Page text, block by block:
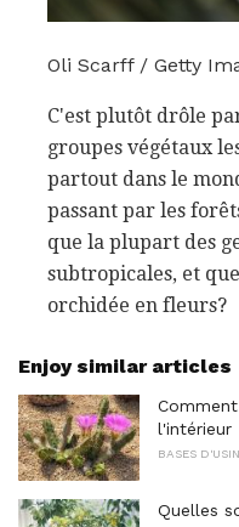
Oli Scarff / Getty
C'est plutôt drôle
groupes végétaux
partout dans le
passant par les
que la plupart des
subtropicales, et
orchidée en fleurs?
Enjoy similar articles
l'intérieur
BASES
Quelles